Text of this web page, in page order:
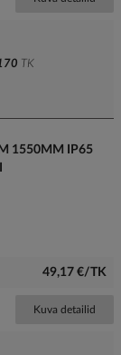
TK
1550MM IP65
49,17 €/TK
Kuva detailid